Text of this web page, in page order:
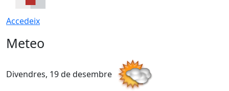
Accedeix
Meteo
Divendres, 19 de desembre